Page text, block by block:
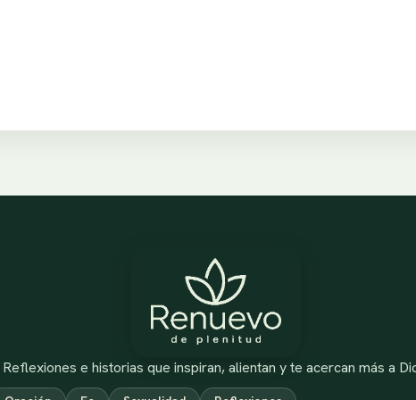
Reflexiones e historias que inspiran, alientan y te acercan más a